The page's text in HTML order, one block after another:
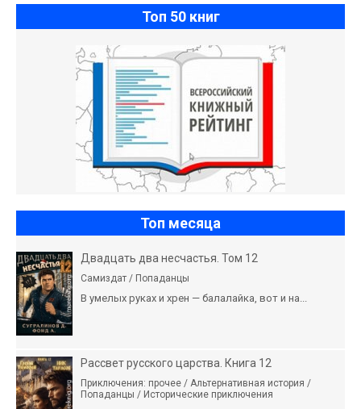
Топ 50 книг
Топ месяца
Двадцать два несчастья. Том 12
Самиздат / Попаданцы
В умелых руках и хрен — балалайка, вот и на...
Рассвет русского царства. Книга 12
Приключения: прочее / Альтернативная история /
Попаданцы / Исторические приключения